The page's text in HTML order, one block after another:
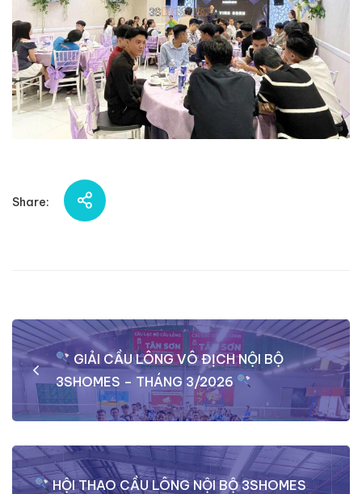
Share:
Điều
hướng
bài
viết
GIẢI CẦU LÔNG VÔ ĐỊCH NỘI BỘ
3SHOMES – THÁNG 3/2026
HỘI THAO CẦU LÔNG NỘI BỘ 3SHOMES